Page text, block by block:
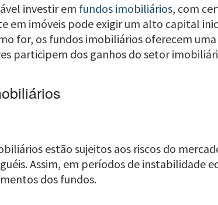
investir em fundos imobiliários, com
em imóveis pode exigir um alto capital
for, os fundos imobiliários oferecem
participem dos ganhos do setor
estão sujeitos aos riscos do
Assim, em períodos de instabilidade
dos fundos.